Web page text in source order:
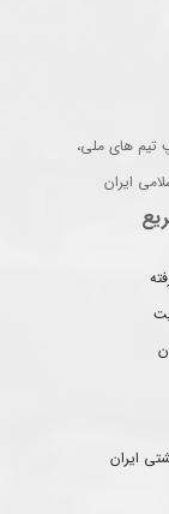
تیم های ملی،
ایران
ایران